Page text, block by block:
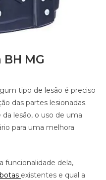
MG
tipo de lesão é preciso
das partes lesionadas.
lesão, o uso de uma
para uma melhora
funcionalidade dela,
botas existentes e qual a